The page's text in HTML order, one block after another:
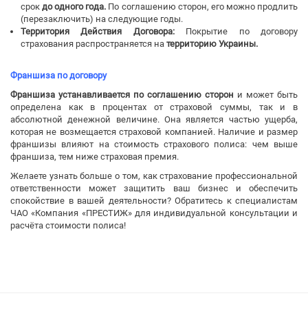
срок до одного года. По соглашению сторон, его можно продлить
(перезаключить) на следующие годы.
Территория Действия Договора:Покрытие по договору
страхования распространяется на территорию Украины.
Франшиза по договору
Франшиза устанавливается по соглашению сторон и может быть
определена как в процентах от страховой суммы, так и в
абсолютной денежной величине. Она является частью ущерба,
которая не возмещается страховой компанией. Наличие и размер
франшизы влияют на стоимость страхового полиса: чем выше
франшиза, тем ниже страховая премия.
Желаете узнать больше о том, как страхование профессиональной
ответственности может защитить ваш бизнес и обеспечить
спокойствие в вашей деятельности? Обратитесь к специалистам
ЧАО «Компания «ПРЕСТИЖ» для индивидуальной консультации и
расчёта стоимости полиса!